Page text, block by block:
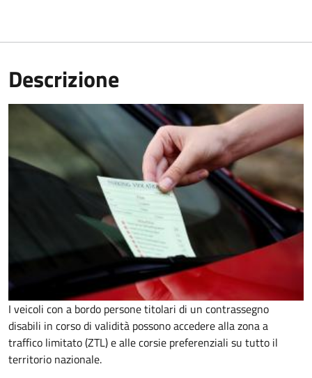
Descrizione
I veicoli con a bordo persone titolari di un contrassegno
disabili in corso di validità possono accedere alla zona a
traffico limitato (ZTL) e alle corsie preferenziali su tutto il
territorio nazionale.